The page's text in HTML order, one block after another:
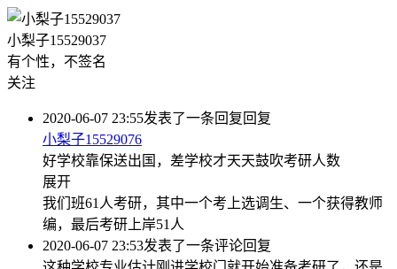
小梨子15529037
有个性，不签名
关注
2020-06-07 23:55发表了一条回复回复
小梨子15529076
好学校靠保送出国，差学校才天天鼓吹考研人数
展开
我们班61人考研，其中一个考上选调生、一个获得教师
编，最后考研上岸51人
2020-06-07 23:53发表了一条评论回复